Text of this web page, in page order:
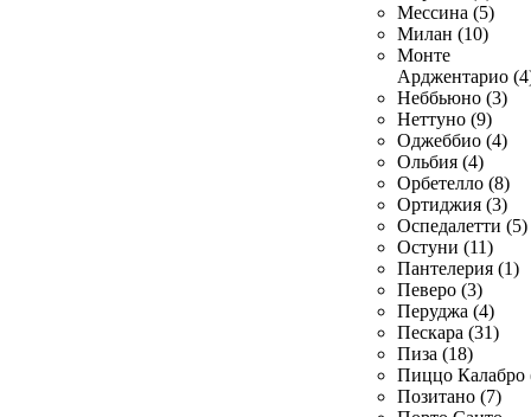
Мессина (5)
Милан (10)
Монте
Арджентарио
Неббьюно (3)
Неттуно (9)
Оджеббио (4)
Ольбия (4)
Орбетелло (8)
Ортиджия (3)
Оспедалетти (5)
Остуни (11)
Пантелерия (1)
Певеро (3)
Перуджа (4)
Пескара (31)
Пиза (18)
Пиццо Калабро
Позитано (7)